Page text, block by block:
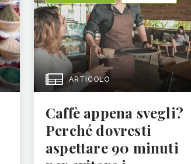
ARTICOLO
Caffè appena svegli?
Perché dovresti
aspettare 90 minuti